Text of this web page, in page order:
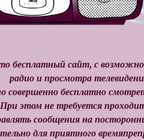
бесплатный сайт, с
радио и просмотра
бесплатно
этом не требуется
сообщения на
для приятного